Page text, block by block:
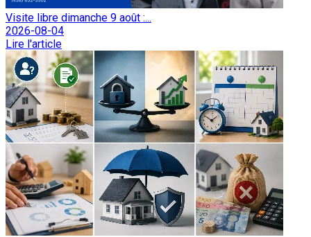
Visite libre dimanche 9 août :...
2026-08-04
Lire l'article